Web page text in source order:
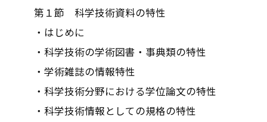
第１節 科学技術資料の特性
・はじめに
・科学技術の学術図書・事典類の特性
・学術雑誌の情報特性
・科学技術分野における学位論文の特性
・科学技術情報としての規格の特性